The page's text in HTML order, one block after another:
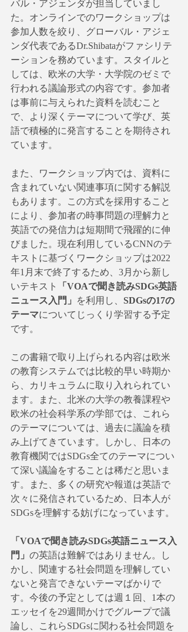
バル・アジェンダが担当していまし
た。オンラインでのワークショップは
参加人数を絞り、グローバル・アジェ
ンダ代表であるDr.Shibataがファシリテ
ーションを務めています。スタイルと
しては、欧米の大学・大学院のゼミで
行われる議論形式の内容です。参加者
は事前に与えられた資料を読むこと
で、より深くテーマについて学び、英
語で積極的に発言することを期待され
ています。
また、ワークショップ内では、資料に
含まれていない関連事項に関する解説
もあります。この方式を採用すること
により、参加者の時事問題の理解力と
英語での発信力は短期間で飛躍的に伸
びました。現在利用しているCNNのテ
キストに基づくワークショップは2022
年1月末で終了するため、3月から新し
いテキスト
「VOAで聞き読みSDGs英語
ニュース入門」
を利用し、 SDGsの17の
テーマについてじっくり学習する予定
です。
この書籍で取り上げられる内容は欧米
の教育システムでは比較的早い時期か
ら、カリキュラムに取り入れられてい
ます。また、北米の大学の教養課程や
欧米の社会科学系の学部では、これら
のテーマについては、過去に議論を積
み上げてきています。しかし、日本の
教育機関ではSDGs全てのテーマについ
て深い議論をすることは稀だと思いま
す。また、多くの研究や報道は英語で
次々に発信されているため、日本人が
SDGsを理解する妨げになっています。
「VOAで聞き読みSDGs英語ニュース入
門」 の英語は難解ではありません。し
かし、関連する社会問題を理解してい
ないと発言できないテーマばかりで
す。今後の予定としては週１回、1本の
エッセイを29週間かけでグループで議
論し、これらSDGsに関わる社会問題を